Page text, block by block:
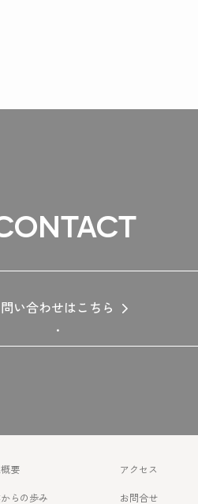
問い合わせはこちら
.
要
らの歩み
アクセス
お問合せ